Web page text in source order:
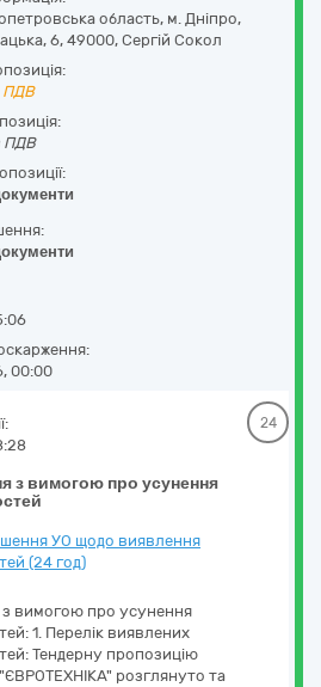
область, м. Дніпро,
6, 49000, Сергій Сокол
ПДВ
ПДВ
00:00
з вимогою про усунення
24
УО щодо виявлення
(24 год)
з вимогою про усунення
1. Перелік виявлених
Тендерну пропозицію
розглянуто та